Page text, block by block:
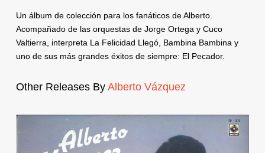
Un álbum de colección para los fanáticos de Alberto.
Acompañado de las orquestas de Jorge Ortega y Cuco
Valtierra, interpreta La Felicidad Llegó, Bambina Bambina y
uno de sus más grandes éxitos de siempre: El Pecador.
Other Releases By Alberto Vázquez